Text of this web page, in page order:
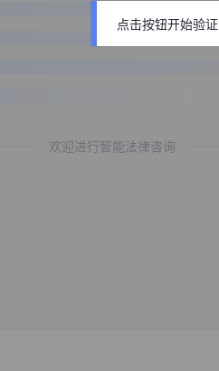
欢迎进行智能法律咨询
点击按钮开始验证